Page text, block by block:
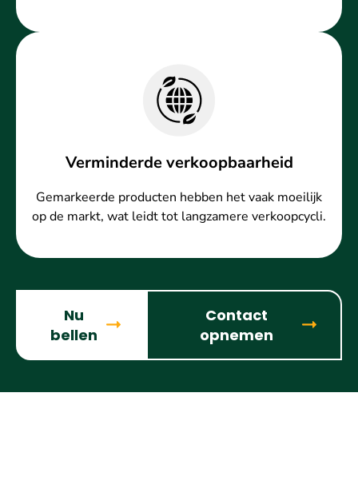
Verminderde verkoopbaarheid
Gemarkeerde producten hebben het vaak moeilijk
op de markt, wat leidt tot langzamere verkoopcycli.
Nu
bellen
Contact
opnemen